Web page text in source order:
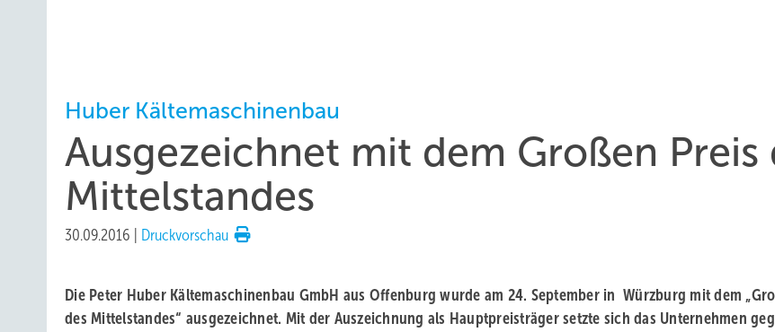
Huber Kältemaschinenbau
Ausgezeichnet mit dem Großen Preis
Mittelstandes
30.09.2016 Druckvorschau
Die Peter Huber Kältemaschinenbau GmbH aus Offenburg wurde am 24. September in Würzburg mit dem
des Mittelstandes“ ausgezeichnet. Mit der Auszeichnung als Hauptpreisträger setzte sich das Unternehmen